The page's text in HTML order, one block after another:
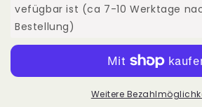
vefügbar ist (ca 7-10 Werktage
Bestellung)
Weitere